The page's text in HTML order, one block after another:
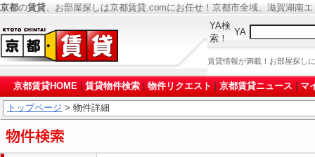
京都の賃貸、お部屋探しは京都賃貸.comにお任せ！京都市全域、滋賀湖南
YA検
索！
YA
賃貸情報が満載！お部屋探し
京都賃貸HOME 賃貸物件検索 物件リクエスト 京都賃貸ニュース マ
トップページ > 物件詳細